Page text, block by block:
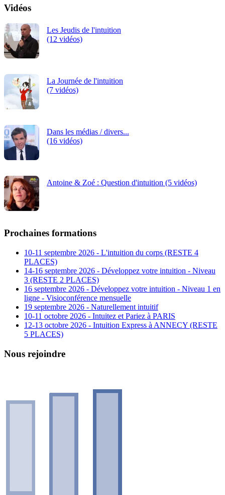
Vidéos
Les Jeudis de l'intuition
(12 vidéos)
La Journée de l'intuition
(7 vidéos)
Dans les médias / divers...
(16 vidéos)
Antoine & Zoé : Question d'intuition (5 vidéos)
Prochaines formations
10-11 septembre 2026 - L'intuition du corps (RESTE 4
PLACES)
14-16 septembre 2026 - Développez votre intuition - Niveau
3 (RESTE 2 PLACES)
16 septembre 2026 - Développez votre intuition - Niveau 1 en
ligne - Visioconférence mensuelle
19 septembre 2026 - Naturellement intuitif
10-11 octobre 2026 - Intuitez et Pariez à PARIS
12-13 octobre 2026 - Intuition Express à ANNECY (RESTE
5 PLACES)
Nous rejoindre